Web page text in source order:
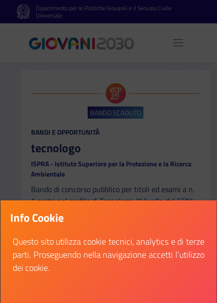
Vai al contenuto principale
Vai al footerDipartimento per le Politiche Giovanili e il Servizio Civile
Universale
Apri
BANDO SCADUTO
CATEGORIA:
BANDI E OPPORTUNITÀ
tecnologo
ISPRA - Istituto Superiore per la Protezione e la Ricerca
Ambientale
Bando di concorso pubblico per titoli ed esami a n.
1 posto nel profilo di Tecnologo, III livello del CCNL
Istruzione e Ricerca, con contratto di lavoro a
tempo pieno e determinato
Data fine:
30 gennaio 2026
Il link ti porterà ad avere maggiori dettagli su:
Vai al bando
Info Cookie
Questo sito utilizza cookie tecnici, analytics e di terze
parti. Proseguendo nella navigazione accetti l’utilizzo
dei cookie.